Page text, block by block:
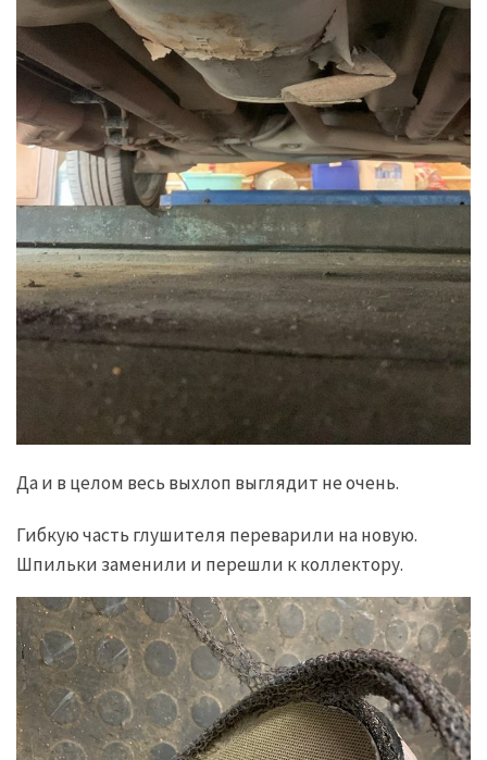
Да и в целом весь выхлоп выглядит не очень.
Гибкую часть глушителя переварили на новую.
Шпильки заменили и перешли к коллектору.